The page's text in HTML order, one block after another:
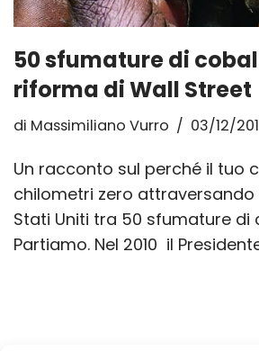
50 sfumature di
riforma di Wall Street
di Massimiliano Vurro 03/12/
Un racconto sul perché il tuo
chilometri zero attraversando
Stati Uniti tra 50 sfumature di
Partiamo. Nel 2010 il